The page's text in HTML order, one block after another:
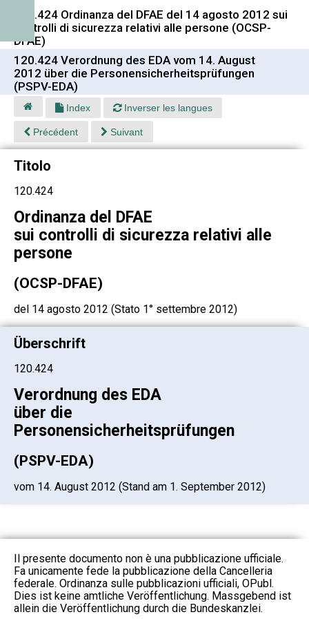
120.424 Ordinanza del DFAE del 14 agosto 2012 sui
controlli di sicurezza relativi alle persone (OCSP-
DFAE)
120.424 Verordnung des EDA vom 14. August
2012 über die Personensicherheitsprüfungen
(PSPV-EDA)
Index Inverser les langues
Précédent Suivant
Titolo
120.424
Ordinanza del DFAE
sui controlli di sicurezza relativi alle
persone
(OCSP-DFAE)
del 14 agosto 2012 (Stato 1° settembre 2012)
Überschrift
120.424
Verordnung des EDA
über die
Personensicherheitsprüfungen
(PSPV-EDA)
vom 14. August 2012 (Stand am 1. September 2012)
Il presente documento non è una pubblicazione ufficiale.
Fa unicamente fede la pubblicazione della Cancelleria
federale. Ordinanza sulle pubblicazioni ufficiali, OPubl.
Dies ist keine amtliche Veröffentlichung. Massgebend ist
allein die Veröffentlichung durch die Bundeskanzlei.